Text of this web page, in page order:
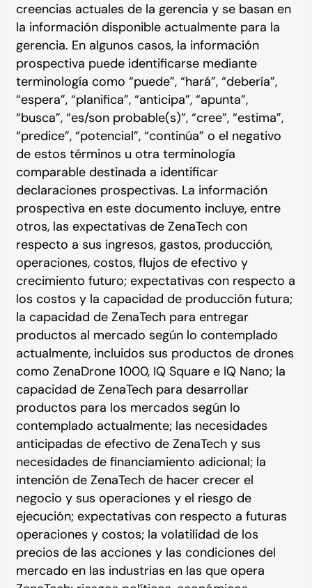
creencias actuales de la gerencia y se basan en
la información disponible actualmente para la
gerencia. En algunos casos, la información
prospectiva puede identificarse mediante
terminología como “puede”, “hará”, “debería”,
“espera”, “planifica”, “anticipa”, “apunta”,
“busca”, “es/son probable(s)”, “cree”, “estima”,
“predice”, “potencial”, “continúa” o el negativo
de estos términos u otra terminología
comparable destinada a identificar
declaraciones prospectivas. La información
prospectiva en este documento incluye, entre
otros, las expectativas de ZenaTech con
respecto a sus ingresos, gastos, producción,
operaciones, costos, flujos de efectivo y
crecimiento futuro; expectativas con respecto a
los costos y la capacidad de producción futura;
la capacidad de ZenaTech para entregar
productos al mercado según lo contemplado
actualmente, incluidos sus productos de drones
como ZenaDrone 1000, IQ Square e IQ Nano; la
capacidad de ZenaTech para desarrollar
productos para los mercados según lo
contemplado actualmente; las necesidades
anticipadas de efectivo de ZenaTech y sus
necesidades de financiamiento adicional; la
intención de ZenaTech de hacer crecer el
negocio y sus operaciones y el riesgo de
ejecución; expectativas con respecto a futuras
operaciones y costos; la volatilidad de los
precios de las acciones y las condiciones del
mercado en las industrias en las que opera